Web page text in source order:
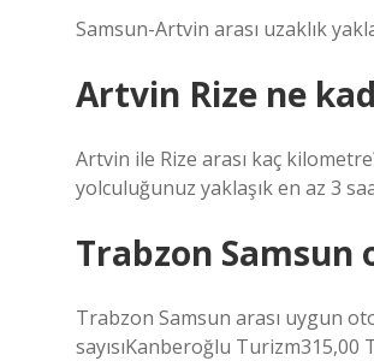
Samsun-Artvin arası uzaklık
Artvin Rize ne
Artvin ile Rize arası kaç
yolculuğunuz yaklaşık en az 3
Trabzon
Trabzon Samsun arası uygun
sayısıKanberoğlu